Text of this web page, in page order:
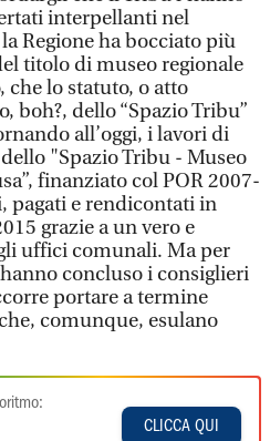
interpellanti nel
Regione ha bocciato più
titolo di museo regionale
che lo statuto, o atto
boh?, dello “Spazio Tribu”
all’oggi, i lavori di
"Spazio Tribu - Museo
finanziato col POR 2007-
pagati e rendicontati in
grazie a un vero e
uffici comunali. Ma per
concluso i consiglieri
portare a termine
comunque, esulano
CLICCA QUI